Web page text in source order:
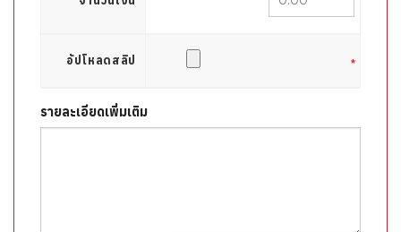
อัปโหลดสลิป *
รายละเอียดเพิ่มเติม